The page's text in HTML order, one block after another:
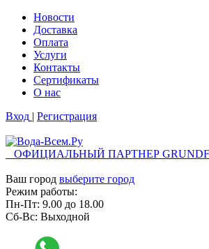
Новости
Доставка
Оплата
Услуги
Контакты
Cертификаты
О нас
Вход | Регистрация
ОФИЦИАЛЬНЫЙ ПАРТНЕР
Ваш город выберите город
Режим работы:
Пн-Пт: 9.00 до 18.00
Сб-Вс: Выходной